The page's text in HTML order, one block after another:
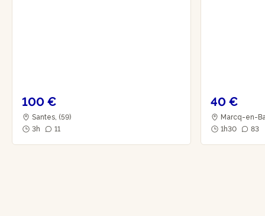
100 €
Santes, (59)
3h
11
40 €
Marcq-en-
1h30
83